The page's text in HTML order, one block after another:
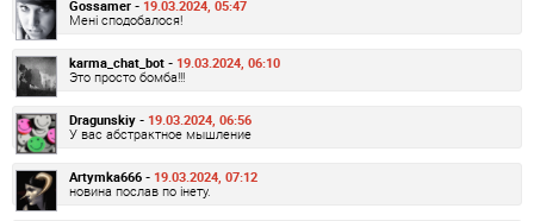
Gossamer - 19.03.2024, 05:47
Мені сподобалося!
karma_chat_bot - 19.03.2024, 06:10
Это просто бомба!!!
Dragunskiy - 19.03.2024, 06:56
У вас абстрактное мышление
Artymka666 - 19.03.2024, 07:12
новина послав по інету.